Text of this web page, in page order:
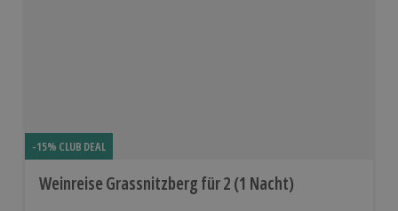
-15% CLUB DEAL
Weinreise Grassnitzberg für 2 (1 Nacht)